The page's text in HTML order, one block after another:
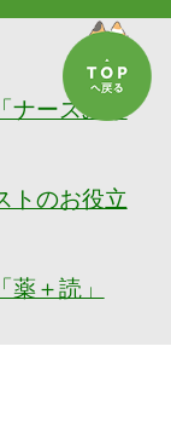
ナースぷら
トのお役立
＋読」